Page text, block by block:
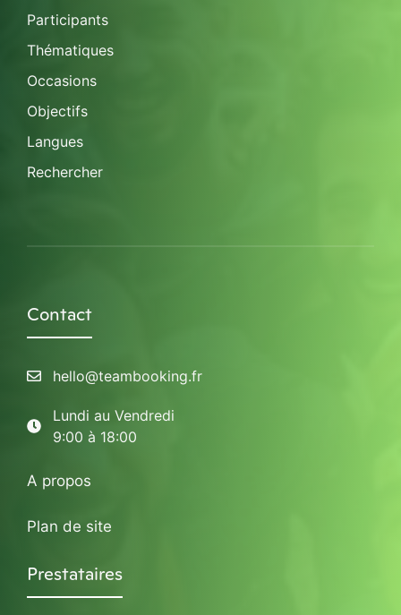
Participants
Thématiques
Occasions
Objectifs
Langues
Rechercher
Contact
hello@teambooking.fr
Lundi au Vendredi
9:00 à 18:00
A propos
Plan de site
Prestataires